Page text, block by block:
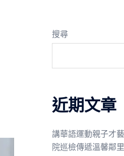
搜尋
近期文章
講華語運動親子才
院巡檢傳遞溫馨鄰